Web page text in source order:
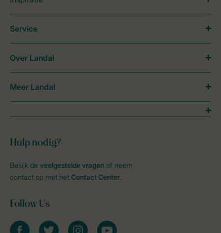
Hulp nodig?
Bekijk de veelgestelde vragen of neem
contact op met het Contact Center.
Follow Us
facebooktwitter instagramyoutube
Service
Over Landal
Meer Landal